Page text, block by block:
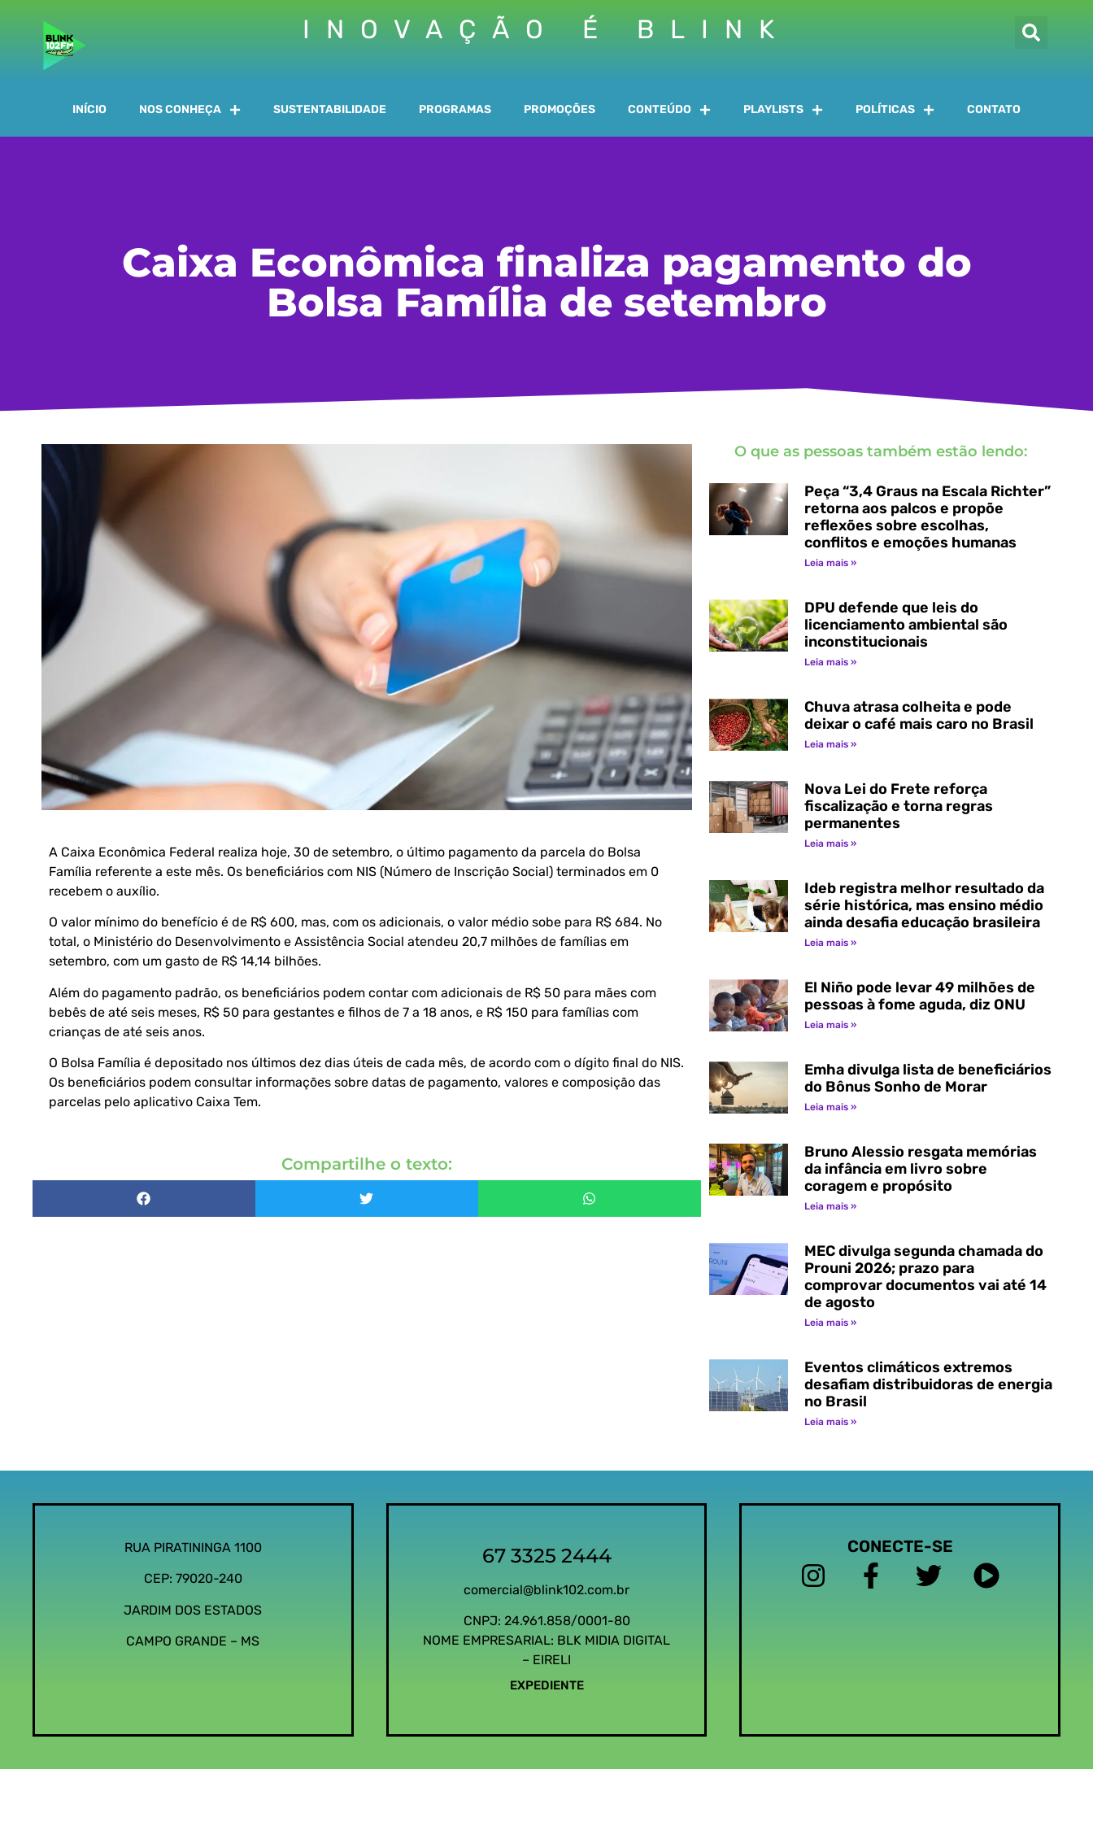
INOVAÇÃO É BLINK
INÍCIO NOS CONHEÇA SUSTENTABILIDADE PROGRAMAS PROMOÇÕES CONTEÚDO PLAYLISTS POLÍTICAS CONTATO
Caixa Econômica finaliza pagamento do
Bolsa Família de setembro
A Caixa Econômica Federal realiza hoje, 30 de setembro, o último pagamento da parcela do Bolsa
Família referente a este mês. Os beneficiários com NIS (Número de Inscrição Social) terminados em 0
recebem o auxílio.
O valor mínimo do benefício é de R$ 600, mas, com os adicionais, o valor médio sobe para R$ 684. No
total, o Ministério do Desenvolvimento e Assistência Social atendeu 20,7 milhões de famílias em
setembro, com um gasto de R$ 14,14 bilhões.
Além do pagamento padrão, os beneficiários podem contar com adicionais de R$ 50 para mães com
bebês de até seis meses, R$ 50 para gestantes e filhos de 7 a 18 anos, e R$ 150 para famílias com
crianças de até seis anos.
O Bolsa Família é depositado nos últimos dez dias úteis de cada mês, de acordo com o dígito final do NIS.
Os beneficiários podem consultar informações sobre datas de pagamento, valores e composição das
parcelas pelo aplicativo Caixa Tem.
Compartilhe o texto:
O que as pessoas também estão lendo:
Peça “3,4 Graus na Escala Richter”
retorna aos palcos e propõe
reflexões sobre escolhas,
conflitos e emoções humanas
Leia mais »
DPU defende que leis do
licenciamento ambiental são
inconstitucionais
Leia mais »
Chuva atrasa colheita e pode
deixar o café mais caro no Brasil
Leia mais »
Nova Lei do Frete reforça
fiscalização e torna regras
permanentes
Leia mais »
Ideb registra melhor resultado da
série histórica, mas ensino médio
ainda desafia educação brasileira
Leia mais »
El Niño pode levar 49 milhões de
pessoas à fome aguda, diz ONU
Leia mais »
Emha divulga lista de beneficiários
do Bônus Sonho de Morar
Leia mais »
Bruno Alessio resgata memórias
da infância em livro sobre
coragem e propósito
Leia mais »
MEC divulga segunda chamada do
Prouni 2026; prazo para
comprovar documentos vai até 14
de agosto
Leia mais »
Eventos climáticos extremos
desafiam distribuidoras de energia
no Brasil
Leia mais »
RUA PIRATININGA 1100
CEP: 79020-240
JARDIM DOS ESTADOS
CAMPO GRANDE – MS
67 3325 2444
comercial@blink102.com.br
CNPJ: 24.961.858/0001-80
NOME EMPRESARIAL: BLK MIDIA DIGITAL
– EIRELI
EXPEDIENTE
CONECTE-SE